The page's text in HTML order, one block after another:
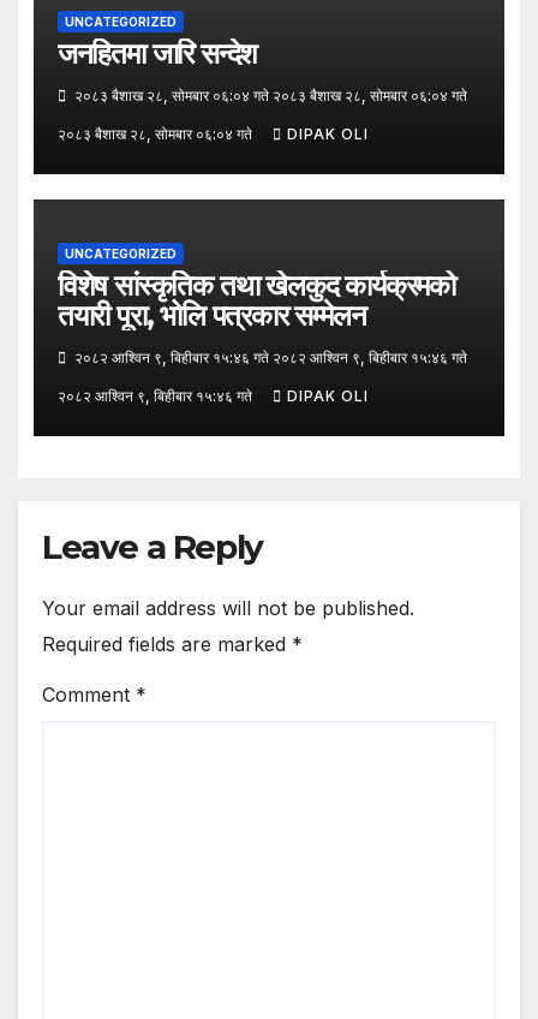
UNCATEGORIZED
जनहितमा जारि सन्देश
२०८३ बैशाख २८, सोमबार ०६:०४ गते २०८३ बैशाख २८, सोमबार ०६:०४ गते
२०८३ बैशाख २८, सोमबार ०६:०४ गते DIPAK OLI
UNCATEGORIZED
विशेष सांस्कृतिक तथा खेलकुद कार्यक्रमको
तयारी पूरा, भोलि पत्रकार सम्मेलन
२०८२ आश्विन ९, बिहीबार १५:४६ गते २०८२ आश्विन ९, बिहीबार १५:४६ गते
२०८२ आश्विन ९, बिहीबार १५:४६ गते DIPAK OLI
Leave a Reply
Your email address will not be published.
Required fields are marked *
Comment *